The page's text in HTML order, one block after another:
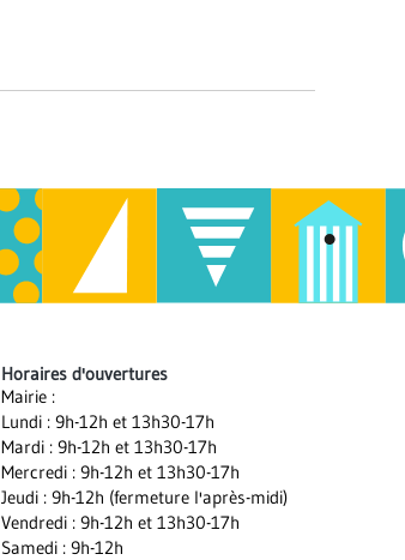
Horaires d'ouvertures
Mairie :
Lundi : 9h-12h et 13h30-17h
Mardi : 9h-12h et 13h30-17h
Mercredi : 9h-12h et 13h30-17h
Jeudi : 9h-12h (fermeture l'après-midi)
Vendredi : 9h-12h et 13h30-17h
Samedi : 9h-12h